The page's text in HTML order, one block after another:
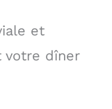
et
votre dîner